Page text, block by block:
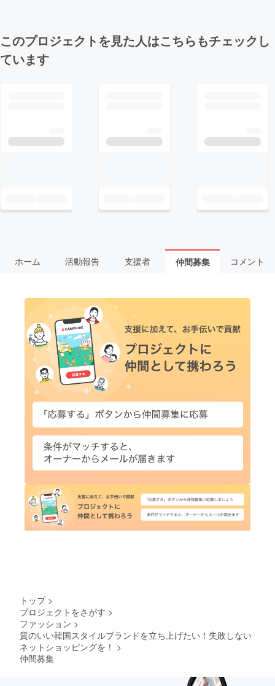
このプロジェクトを見た人はこちらもチェックし
ています
ホーム 活動報告 支援者 仲間募集 コメント
トップ >
プロジェクトをさがす >
ファッション >
質のいい韓国スタイルブランドを立ち上げたい！失敗しない
ネットショッピングを！ >
仲間募集